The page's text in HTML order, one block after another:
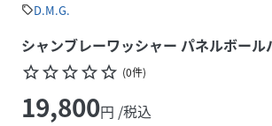
sellD.M.G.
シャンブレーワッシャー パネルボール
star_borderstar_borderstar_borderstar_borderstar_border (0件)
19,800円 /税込